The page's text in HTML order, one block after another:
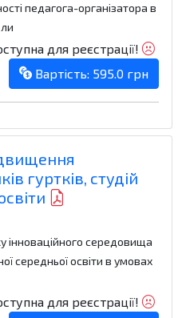
педагога-організатора в
для реєстрації!
Вартість: 595.0 грн
гуртків, студій
інноваційного середовища
середньої освіти в умовах
для реєстрації!